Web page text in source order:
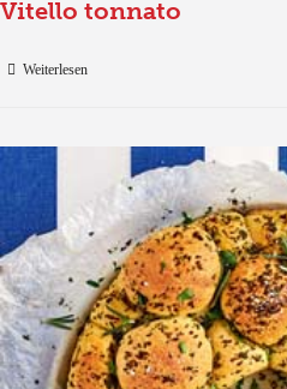
Vitello tonnato
Weiterlesen